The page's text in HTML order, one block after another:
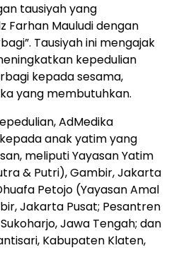
tausiyah yang
Farhan Mauludi dengan
Tausiyah ini mengajak
kepedulian
kepada sesama,
yang membutuhkan.
AdMedika
anak yatim yang
meliputi Yayasan Yatim
& Putri), Gambir, Jakarta
Petojo (Yayasan Amal
Jakarta Pusat; Pesantren
Jawa Tengah; dan
Kabupaten Klaten,